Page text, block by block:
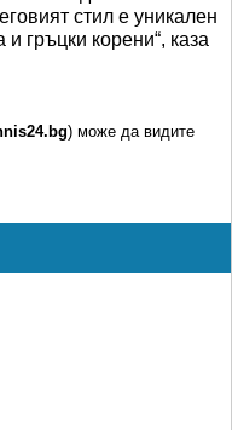
стил е уникален
гръцки корени“, каза
) може да видите